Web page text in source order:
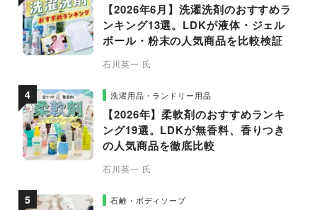
【2026年6月】洗濯洗剤のおすすめラ
ンキング13選。LDKが液体・ジェル
ボール・粉末の人気商品を比較検証
石川英一 氏
洗濯用品・ランドリー用品
【2026年】柔軟剤のおすすめランキ
ング19選。LDKが無香料、香りつき
の人気商品を徹底比較
石川英一 氏
石鹸・ボディソープ